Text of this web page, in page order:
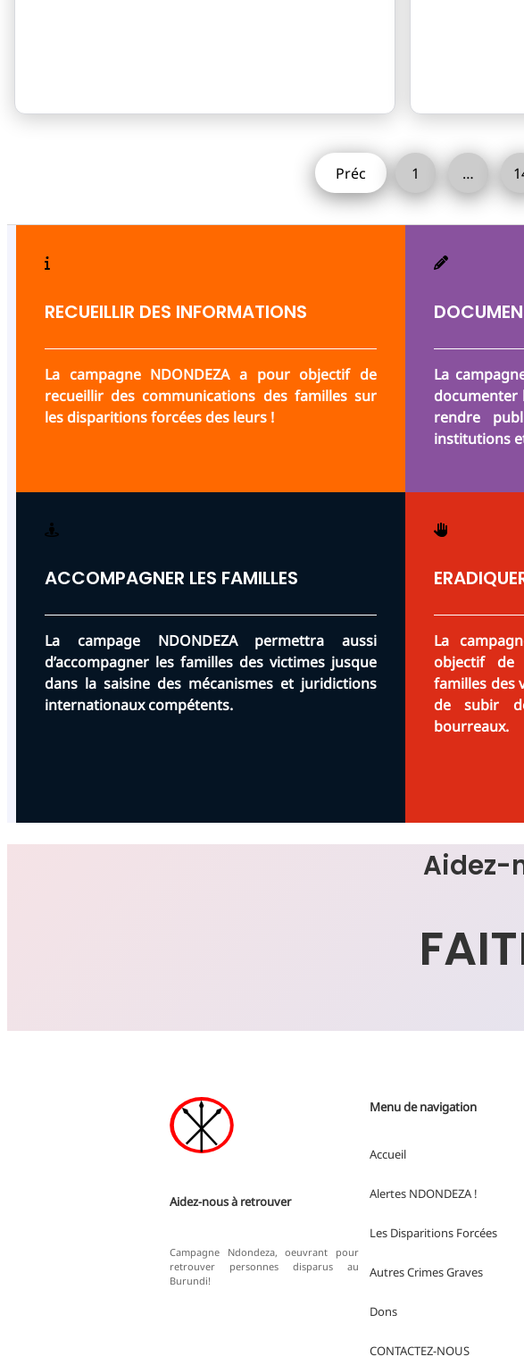
Préc 1 …
RECUEILLIR DES INFORMATIONS
La campagne NDONDEZA a pour objectif de
recueillir des communications des familles sur
les disparitions forcées des leurs !
La
documenter
rendre
institutions
ACCOMPAGNER LES FAMILLES
La campage NDONDEZA permettra aussi
d’accompagner les familles des victimes jusque
dans la saisine des mécanismes et juridictions
internationaux compétents.
La
objectif
familles des
de subir
bourreaux.
Aidez-
Aidez-nous à retrouver
Campagne Ndondeza, oeuvrant pour
retrouver personnes disparus au
Burundi!
Menu de navigation
Accueil
Alertes NDONDEZA !
Les Disparitions Forcées
Autres Crimes Graves
Dons
CONTACTEZ-NOUS